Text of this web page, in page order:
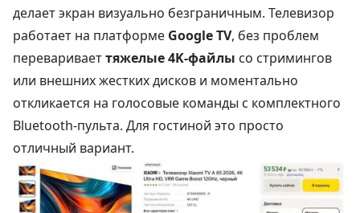
делает экран визуально безграничным. Телевизор
работает на платформе Google TV, без проблем
перевариваеттяжелые 4K-файлы со стримингов
или внешних жестких дисков и моментально
откликается на голосовые команды с комплектного
Bluetooth-пульта. Для гостиной это просто
отличный вариант.